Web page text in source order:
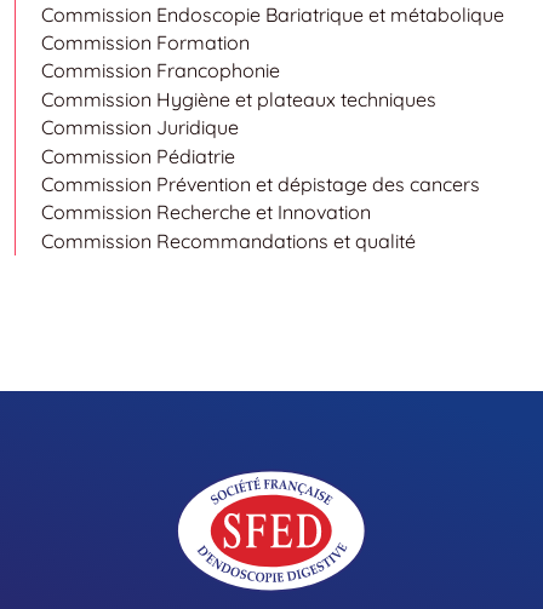
Commission Endoscopie Bariatrique et métabolique
Commission Formation
Commission Francophonie
Commission Hygiène et plateaux techniques
Commission Juridique
Commission Pédiatrie
Commission Prévention et dépistage des cancers
Commission Recherche et Innovation
Commission Recommandations et qualité